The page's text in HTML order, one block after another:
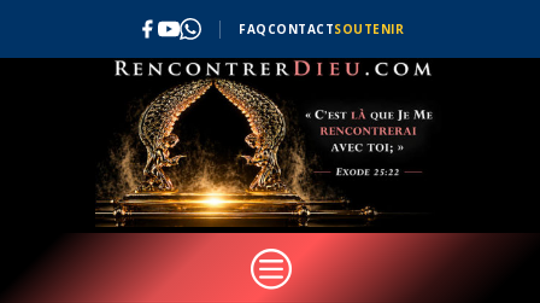
FAQ CONTACTSOUTENIR
c